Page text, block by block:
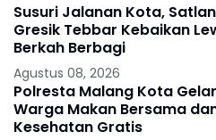
Susuri Jalanan Kota,
Gresik Tebbar Kebaikan
Berkah Berbagi
Agustus 08, 2026
Polresta Malang Kota
Warga Makan Bersama
Kesehatan Gratis